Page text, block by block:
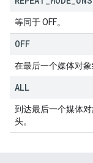
等同于 OFF。
OFF
在最后一个媒体对象
ALL
到达最后一个媒体
头。